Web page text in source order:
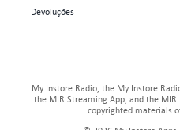
Devoluções
My Instore Radio, the My Instore
the MIR Streaming App, and the
copyrighted materials